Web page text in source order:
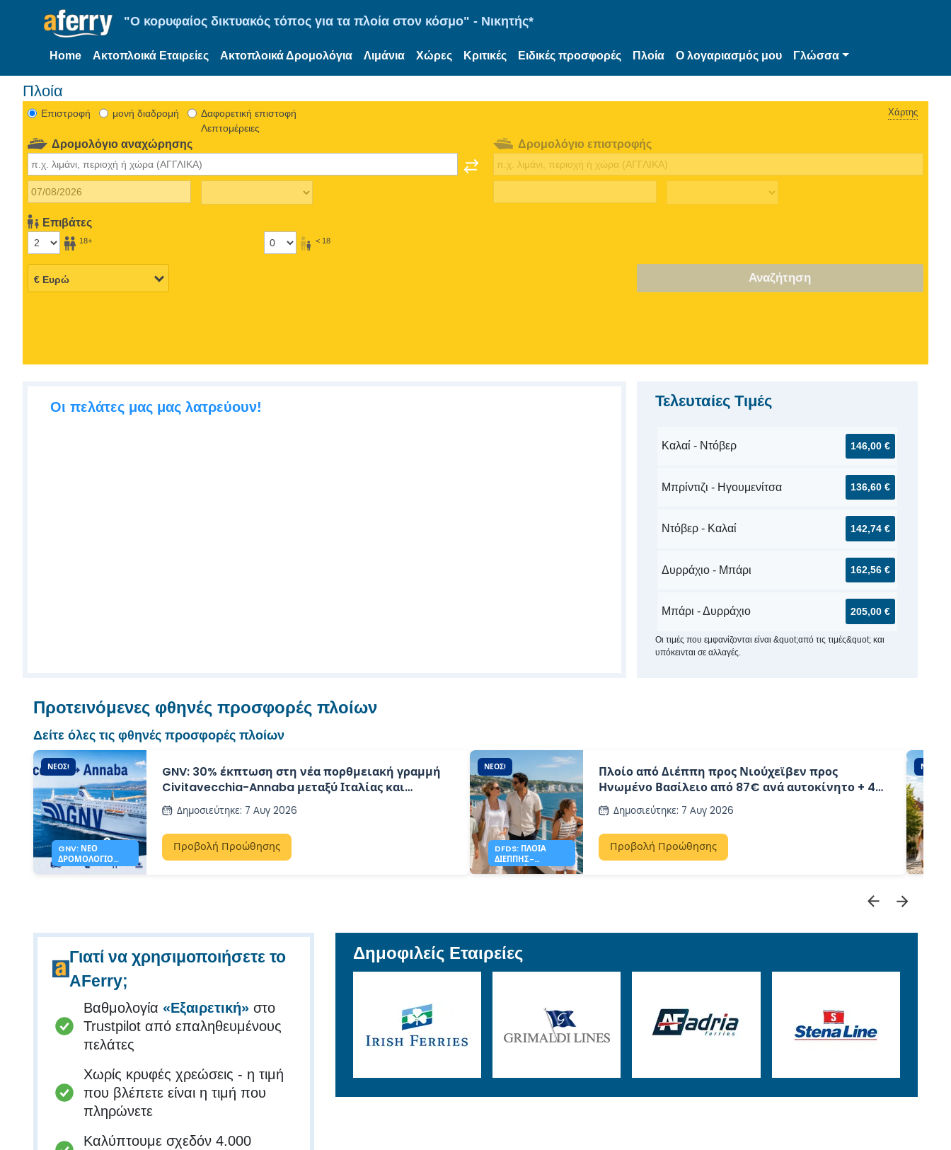
"Ο κορυφαίος δικτυακός τόπος για τα πλοία στον κόσμο" - Νικητής*
Home Ακτοπλοικά Εταιρείες Ακτοπλοικά Δρομολόγια Λιμάνια Χώρες Κριτικές Ειδικές προσφορές Πλοία Ο λογαριασμός μου Γλώσσα
Πλοία
Eπιστροφή μονή διαδρομή
Δαφορετική επιστοφή
Λεπτομέρειες
Χάρτης
Δρομολόγιο αναχώρησης
Επιβάτες
18+ < 18
Δρομολόγιο επιστροφής
Αναζήτηση
Οι πελάτες μας μας λατρεύουν! Τελευταίες Τιμές
Καλαί - Ντόβερ 146,00 €
Μπρίντιζι - Ηγουμενίτσα 136,60 €
Ντόβερ - Καλαί 142,74 €
Δυρράχιο - Μπάρι 162,56 €
Μπάρι - Δυρράχιο 205,00 €
Οι τιμές που εμφανίζονται είναι &quot;από τις τιμές&quot; και
υπόκεινται σε αλλαγές.
Προτεινόμενες φθηνές προσφορές πλοίων
Δείτε όλες τις φθηνές προσφορές πλοίων
ΝΈΟΣ!
GNV: ΝΈΟ
ΔΡΟΜΟΛΌΓΙΟ
CIVITAVECCHIA
GNV: 30% έκπτωση στη νέα πορθμειακή γραμμή
Civitavecchia-Annaba μεταξύ Ιταλίας και
Αλγερίας
Δημοσιεύτηκε: 7 Αυγ 2026
Προβολή Προώθησης
ΝΈΟΣ!
DFDS: ΠΛΟΊΑ
ΔΙΈΠΠΗΣ-
ΝΙΟΎΧΕΪΒΕΝ ΑΠΌ
Πλοίο από Διέππη προς Νιούχεϊβεν προς
Ηνωμένο Βασίλειο από 87€ ανά αυτοκίνητο + 4
άτομα με DFDS
Δημοσιεύτηκε: 7 Αυγ 2026
Προβολή Προώθησης
ΝΈΟΣ!
Γιατί να χρησιμοποιήσετε το
AFerry;
Βαθμολογία «Εξαιρετική»στο
Trustpilot από επαληθευμένους
πελάτες
Χωρίς κρυφές χρεώσεις - η τιμή
που βλέπετε είναι η τιμή που
πληρώνετε
Καλύπτουμε σχεδόν 4.000
Δημοφιλείς Εταιρείες